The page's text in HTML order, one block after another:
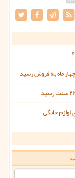
لوازم خانگی